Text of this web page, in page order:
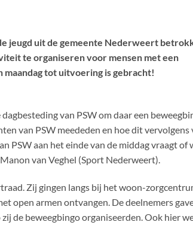
jeugd uit de gemeente Nederweert
te organiseren voor mensen met een
tot uitvoering is gebracht!
van PSW om daar een
van PSW meededen en hoe dit vervolgens
PSW aan het einde van de middag vraagt of
van Veghel (Sport Nederweert).
Zij gingen langs bij het woon-
open armen ontvangen. De deelnemers
de beweegbingo organiseerden. Ook hier